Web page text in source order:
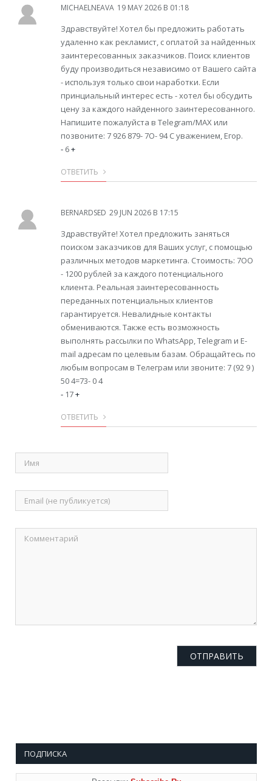
MICHAELNEAVA 19 MAY 2026 В 01:18
Здравствуйте! Хотел бы предложить работать
удаленно как рекламист, с оплатой за найденных
заинтересованных заказчиков. Поиск клиентов
буду производиться независимо от Вашего сайта
- используя только свои наработки. Если
принциальный интерес есть - хотел бы обсудить
цену за каждого найденного заинтересованного.
Напишите пожалуйста в Telegram/MAX или
позвоните: 7 926 879- 7O- 94 С уважением, Егор.
- 6+
ОТВЕТИТЬ
BERNARDSED 29 JUN 2026 В 17:15
Здравствуйте! Хотел предложить заняться
поиском заказчиков для Ваших услуг, с помощью
различных методов маркетинга. Стоимость: 7OO
- 1200 рублей за каждого потенциального
клиента. Реальная заинтересованность
переданных потенциальных клиентов
гарантируется. Невалидные контакты
обмениваются. Также есть возможность
выполнять рассылки по WhatsApp, Telegram и E-
mail адресам по целевым базам. Обращайтесь по
любым вопросам в Телеграм или звоните: 7 (92 9 )
50 4=73- 0 4
- 17+
ОТВЕТИТЬ
ПОДПИСКА